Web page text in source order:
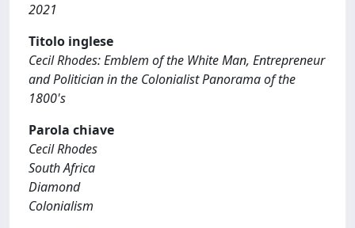
2021
Titolo inglese
Cecil Rhodes: Emblem of the White Man, Entrepreneur
and Politician in the Colonialist Panorama of the
1800's
Parola chiave
Cecil Rhodes
South Africa
Diamond
Colonialism